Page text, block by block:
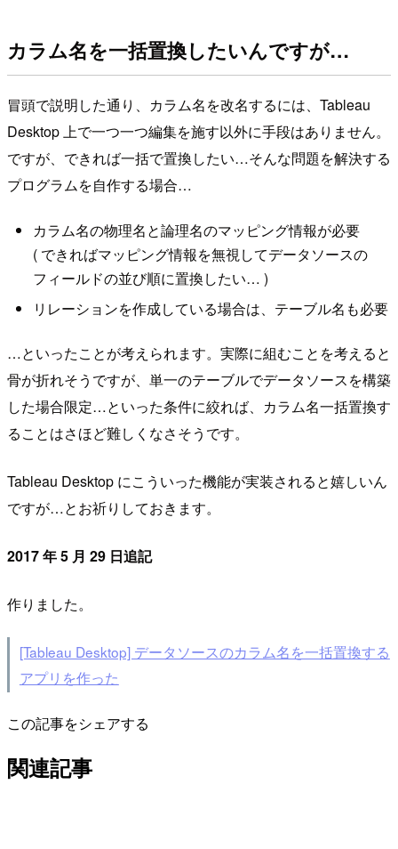
カラム名を一括置換したいんですが…
冒頭で説明した通り、カラム名を改名するには、Tableau
Desktop 上で一つ一つ編集を施す以外に手段はありません。
ですが、できれば一括で置換したい…そんな問題を解決する
プログラムを自作する場合…
カラム名の物理名と論理名のマッピング情報が必要
( できればマッピング情報を無視してデータソースの
フィールドの並び順に置換したい… )
リレーションを作成している場合は、テーブル名も必要
…といったことが考えられます。実際に組むことを考えると
骨が折れそうですが、単一のテーブルでデータソースを構築
した場合限定…といった条件に絞れば、カラム名一括置換す
ることはさほど難しくなさそうです。
Tableau Desktop にこういった機能が実装されると嬉しいん
ですが…とお祈りしておきます。
2017 年 5 月 29 日追記
作りました。
[Tableau Desktop] データソースのカラム名を一括置換する
アプリを作った
この記事をシェアする
関連記事